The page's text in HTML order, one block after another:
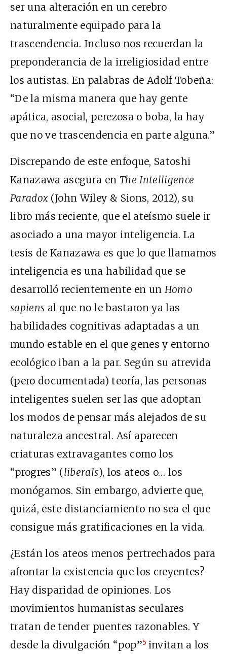
ser una alteración en un cerebro
naturalmente equipado para la
trascendencia. Incluso nos recuerdan la
preponderancia de la irreligiosidad entre
los autistas. En palabras de Adolf Tobeña:
“De la misma manera que hay gente
apática, asocial, perezosa o boba, la hay
que no ve trascendencia en parte alguna.”
Discrepando de este enfoque, Satoshi
Kanazawa asegura en The Intelligence
Paradox (John Wiley & Sions, 2012), su
libro más reciente, que el ateísmo suele ir
asociado a una mayor inteligencia. La
tesis de Kanazawa es que lo que llamamos
inteligencia es una habilidad que se
desarrolló recientemente en un Homo
sapiens al que no le bastaron ya las
habilidades cognitivas adaptadas a un
mundo estable en el que genes y entorno
ecológico iban a la par. Según su atrevida
(pero documentada) teoría, las personas
inteligentes suelen ser las que adoptan
los modos de pensar más alejados de su
naturaleza ancestral. Así aparecen
criaturas extravagantes como los
“progres” (liberals), los ateos o… los
monógamos. Sin embargo, advierte que,
quizá, este distanciamiento no sea el que
consigue más gratificaciones en la vida.
¿Están los ateos menos pertrechados para
afrontar la existencia que los creyentes?
Hay disparidad de opiniones. Los
movimientos humanistas seculares
tratan de tender puentes razonables. Y
desde la divulgación “pop”5 invitan a los